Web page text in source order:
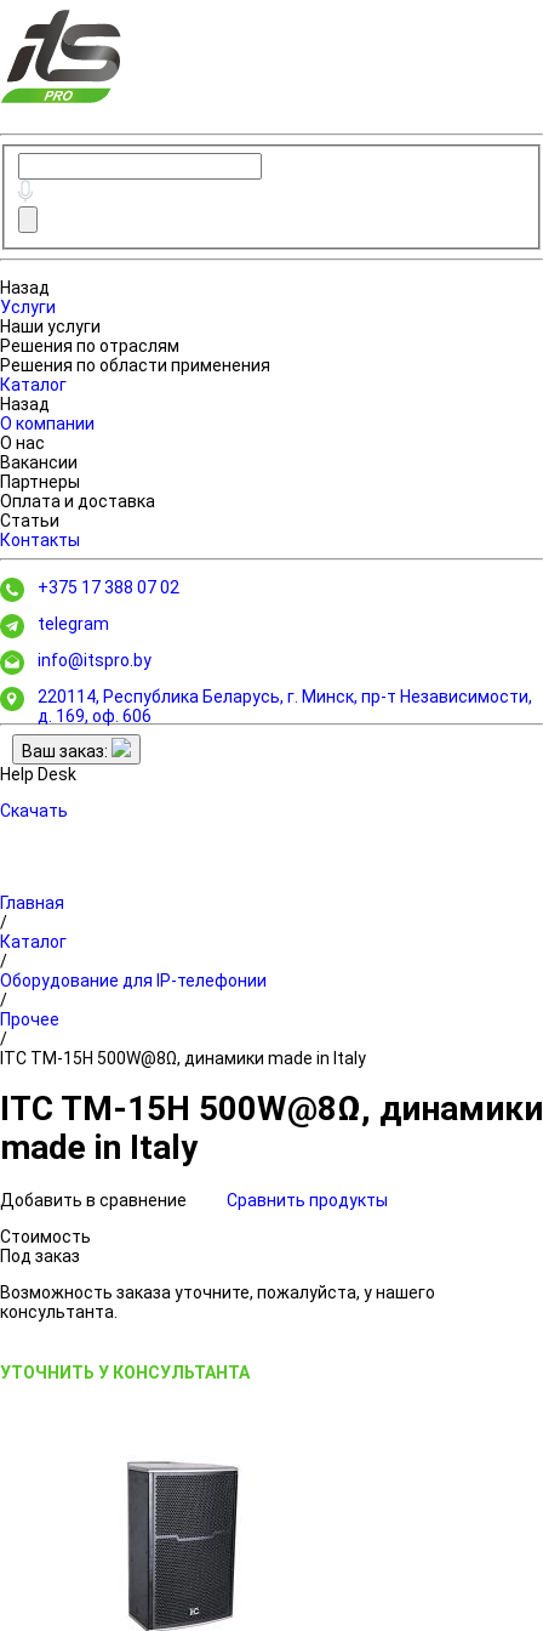
Назад
Услуги
Наши услуги
Решения по отраслям
Решения по области применения
Каталог
Назад
О компании
О нас
Вакансии
Партнеры
Оплата и доставка
Статьи
Контакты
+375 17 388 07 02
telegram
info@itspro.by
220114, Республика Беларусь, г. Минск, пр-т Независимости,
д. 169, оф. 606
Ваш заказ:
Help Desk
Скачать
Главная
/
Каталог
/
Оборудование для IP-телефонии
/
Прочее
/
ITC TM-15H 500W@8Ω, динамики made in Italy
ITC TM-15H 500W@8Ω, динамики
made in Italy
Добавить в сравнение
Сравнить продукты
Стоимость
Под заказ
Возможность заказа уточните, пожалуйста, у нашего
консультанта.
УТОЧНИТЬ У КОНСУЛЬТАНТА